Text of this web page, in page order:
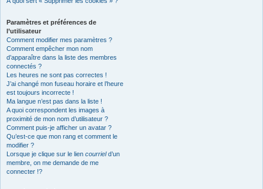
Paramètres et préférences de
l’utilisateur
Comment modifier mes paramètres ?
Comment empêcher mon nom
d’apparaître dans la liste des membres
connectés ?
Les heures ne sont pas correctes !
J’ai changé mon fuseau horaire et l’heure
est toujours incorrecte !
Ma langue n’est pas dans la liste !
A quoi correspondent les images à
proximité de mon nom d’utilisateur ?
Comment puis-je afficher un avatar ?
Qu’est-ce que mon rang et comment le
modifier ?
Lorsque je clique sur le lien courrield’un
membre, on me demande de me
connecter !?